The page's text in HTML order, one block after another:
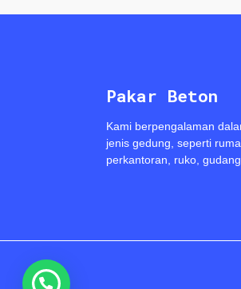
Pakar Beton
Kami berpengalaman
jenis gedung, seperti
perkantoran, ruko,